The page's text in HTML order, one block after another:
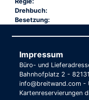
Drehbuch:
Besetzung:
Impressum
Büro- und
Bahnhofplatz 2 -
info@breitwand.com -
Kartenreservierungen